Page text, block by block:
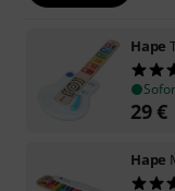
Hape
29€
Hape